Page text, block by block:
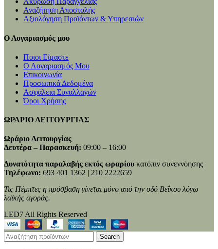
Αναζήτηση Αποστολής
Αξιολόγηση Προϊόντων & Υπηρεσιών
Ο Λογαριασμός μου
Ποιοι Είμαστε
Ο Λογαριασμός Μου
Επικοινωνία
Προσωπικά Δεδομένα
Ασφάλεια Συναλλαγών
Όροι Χρήσης
ΩΡΑΡΙΟ ΛΕΙΤΟΥΡΓΙΑΣ
Ωράριο Λειτουργίας
Δευτέρα – Παρασκευή: 09:00 – 16:00
Δυνατότητα παραλαβής εκτός ωραρίου κατόπιν συνεννόησης
Τηλέφωνο: 693 401 1362 | 210 2222659
Τις Πέμπτες η πρόσβαση γίνεται μόνο από την οδό Βεΐκου λόγω
λαϊκής αγοράς.
LED7 All Rights Reserved
Search